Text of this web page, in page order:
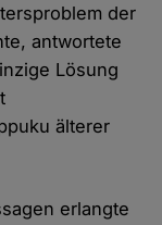
der
antwortete
Lösung
älterer
erlangte